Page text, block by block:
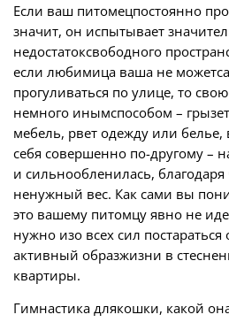
Если ваш питомецпостоянно
значит, он испытывает
недостатоксвободного
если любимица ваша не
прогуливаться по улице, то
немного инымспособом –
мебель, рвет одежду или
себя совершенно по-другому –
и сильнообленилась,
ненужный вес. Как сами вы
это вашему питомцу явно не
нужно изо всех сил постараться
активный образжизни в
квартиры.
Гимнастика длякошки, какой